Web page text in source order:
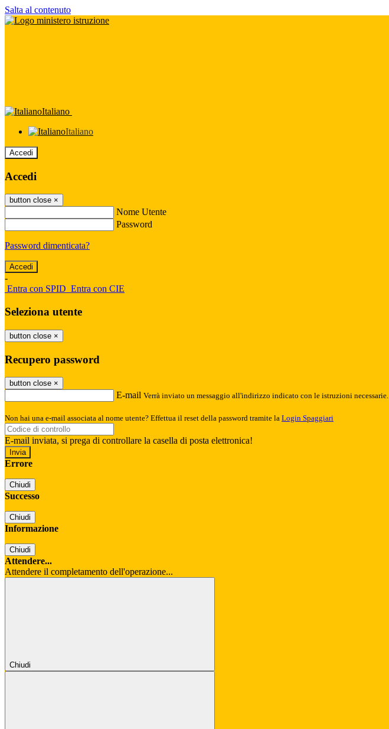
Salta al contenuto
Italiano
Italiano
Accedi
Accedi
button close ×
Nome Utente
Password
Password dimenticata?
-
Entra con SPID Entra con CIE
Seleziona utente
button close ×
Recupero password
button close ×
E-mail Verrà inviato un messaggio all'indirizzo indicato con le istruzioni necessarie.
Non hai una e-mail associata al nome utente? Effettua il reset della password tramite la Login Spaggiari
E-mail inviata, si prega di controllare la casella di posta elettronica!
Errore
Chiudi
Successo
Chiudi
Informazione
Chiudi
Attendere...
Attendere il completamento dell'operazione...
Chiudi